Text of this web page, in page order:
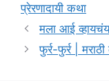
प्रेरणादायी कथा
मला आई
फुर्र-फुर्र |